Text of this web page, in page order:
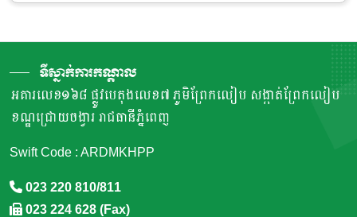
ទីស្នាក់ការកណ្តាល
អគារលេខ១៦៨ ផ្លូវបេតុងលេខ៧ ភូមិព្រែកលៀប សង្កាត់ព្រែកលៀប
ខណ្ឌជ្រោយចង្វារ រាជធានីភ្នំពេញ
Swift Code : ARDMKHPP
023 220 810/811
023 224 628 (Fax)